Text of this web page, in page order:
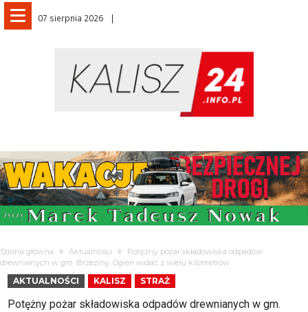
07 sierpnia 2026
Strona główna Aktualności
Potężny pożar składowiska odpadów
drewnianych w gm. Brzeziny. Ogień widać z wielu kilometrów
AKTUALNOŚCI KALISZ STRAŻ
Potężny pożar składowiska odpadów drewnianych w gm.